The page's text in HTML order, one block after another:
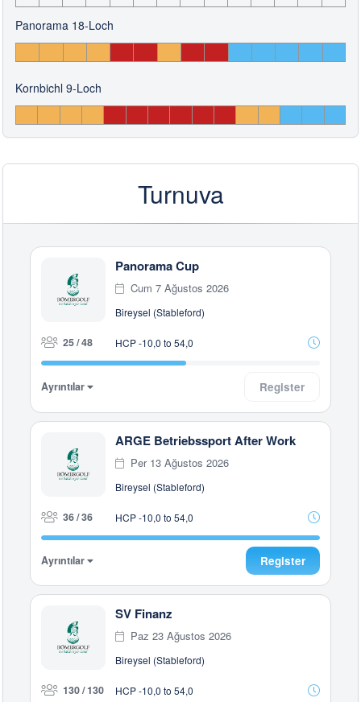
Panorama 18-Loch
Kornbichl 9-Loch
Turnuva
Panorama Cup
Cum 7 Ağustos 2026
Bireysel (Stableford)
25 / 48 HCP -10,0 to 54,0
Ayrıntılar Register
ARGE Betriebssport After Work
Per 13 Ağustos 2026
Bireysel (Stableford)
36 / 36 HCP -10,0 to 54,0
Ayrıntılar Register
SV Finanz
Paz 23 Ağustos 2026
Bireysel (Stableford)
130 / 130 HCP -10,0 to 54,0